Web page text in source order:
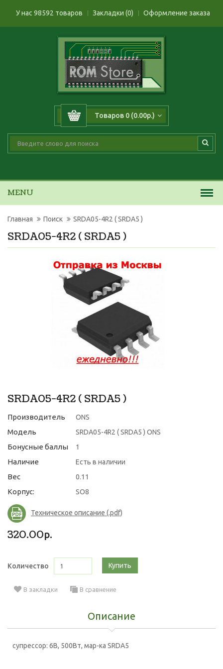
У нас 98592 товаров Закладки (0) Оформление заказа
Товаров 0 (0.00р.)
MENU
SRDA05-4R2 ( SRDA5 )
Главная Поиск SRDA05-4R2 ( SRDA5 )
SRDA05-4R2 ( SRDA5 )
Производитель ONS
Модель SRDA05-4R2 ( SRDA5 ) ONS
Бонусные баллы 1
Наличие Есть в наличии
Вес 0.11
Корпус: SO8
Техническое описание (.pdf)
320.00р.
Количество Купить
В закладки В сравнение
Описание
супрессор: 6В, 500Вт, мар-ка SRDA5